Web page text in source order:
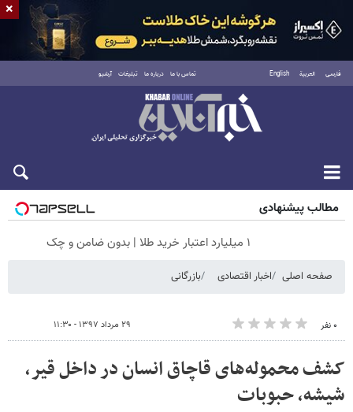
فارسی العربية English تماس با ما درباره ما تبلیغات آرشیو
جمعه ۱۶ مرداد ۱۴۰۵
مطالب پیشنهادی
۱ میلیارد اعتبار خرید طلا | بدون ضامن و چک
صفحه اصلی اخبار اقتصادی بازرگانی
۰ نفر ۲۹ مرداد ۱۳۹۷ - ۱۱:۳۰
کشف محموله‌های قاچاق انسان در داخل قیر،
شیشه، حبوبات
×